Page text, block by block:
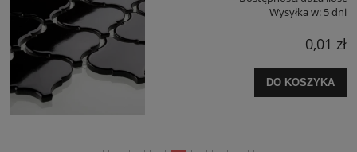
Wysyłka w: 5 dni
0,01 zł
DO KOSZYKA